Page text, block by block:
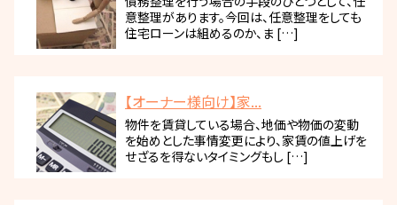
意整理があります。今回は、任意整理をしても
住宅ローンは組めるのか、ま […]
【オーナー様向け】家...
物件を賃貸している場合、地価や物価の変動
を始めとした事情変更により、家賃の値上げを
せざるを得ないタイミングもし […]